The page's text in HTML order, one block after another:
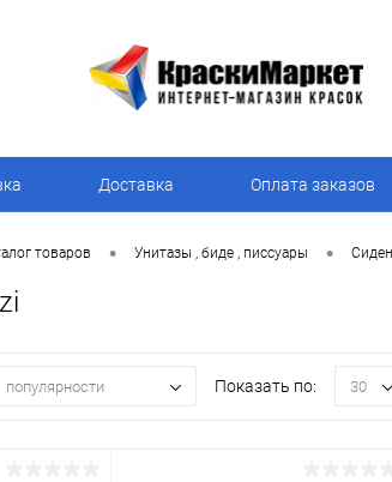
Доставка Оплата заказов
товаров • Унитазы , биде , писсуары •
популярности Показать по: 30